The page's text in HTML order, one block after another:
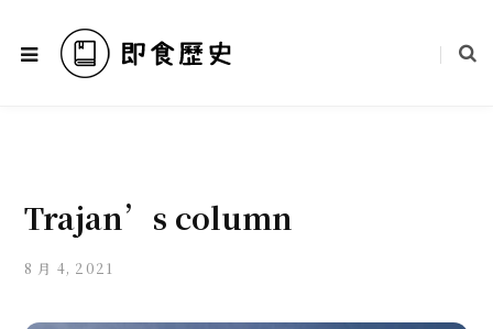
Trajan’s column
8 月 4, 2021